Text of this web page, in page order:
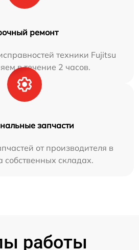
ремонт
техники Fujitsu
в течение 2 часов.
запчасти
от производителя в
собственных складах.
работы